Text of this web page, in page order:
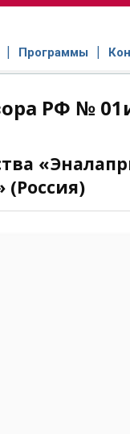
Программы
РФ №
(Россия)